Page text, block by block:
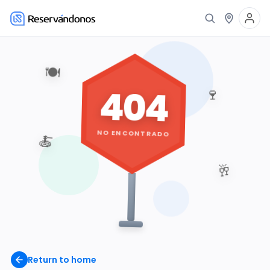
Return to home
🍽️
🍷
🥂
🍝
404
NO ENCONTRADO